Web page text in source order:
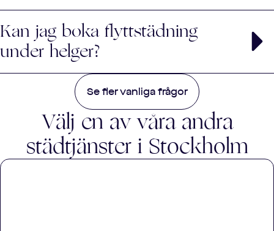
kan erbjuda det som en extra tjänst mot en
tilläggskostnad.
Kan jag boka flyttstädning
under helger?
Ja, vi erbjuder flyttstädning även under helger.
Observera att en extra avgift kan tillkomma.
Se fler vanliga frågor
Välj en av våra andra
städtjänster i Stockholm